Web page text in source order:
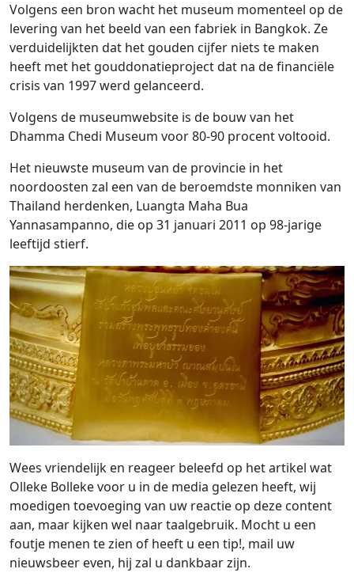
Volgens een bron wacht het museum momenteel op de
levering van het beeld van een fabriek in Bangkok. Ze
verduidelijkten dat het gouden cijfer niets te maken
heeft met het gouddonatieproject dat na de financiële
crisis van 1997 werd gelanceerd.
Volgens de museumwebsite is de bouw van het
Dhamma Chedi Museum voor 80-90 procent voltooid.
Het nieuwste museum van de provincie in het
noordoosten zal een van de beroemdste monniken van
Thailand herdenken, Luangta Maha Bua
Yannasampanno, die op 31 januari 2011 op 98-jarige
leeftijd stierf.
Wees vriendelijk en reageer beleefd op het artikel wat
Olleke Bolleke voor u in de media gelezen heeft, wij
moedigen toevoeging van uw reactie op deze content
aan, maar kijken wel naar taalgebruik. Mocht u een
foutje menen te zien of heeft u een tip!, mail uw
nieuwsbeer even, hij zal u dankbaar zijn.